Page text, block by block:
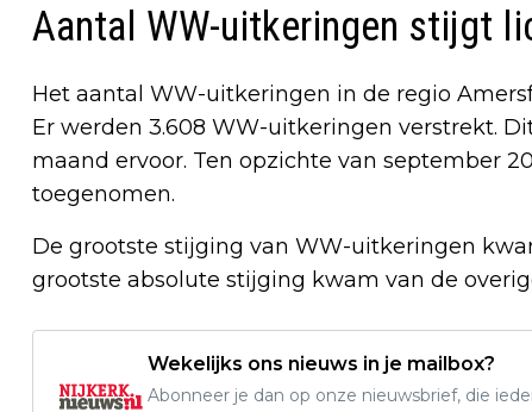
Aantal WW-uitkeringen stijgt
Het aantal WW-uitkeringen in de regio
Er werden 3.608 WW-uitkeringen verstrekt.
maand ervoor. Ten opzichte van september
toegenomen.
De grootste stijging van WW-uitkeringen
grootste absolute stijging kwam van de
Wekelijks ons nieuws in je mailbox?
Abonneer je dan op onze nieuwsbrief, die